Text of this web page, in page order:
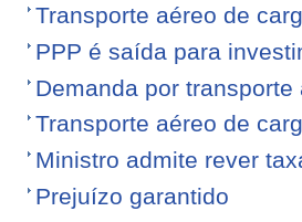
Transporte aéreo de
PPP é saída para
Demanda por
Transporte aéreo de
Ministro admite rever
Prejuízo garantido